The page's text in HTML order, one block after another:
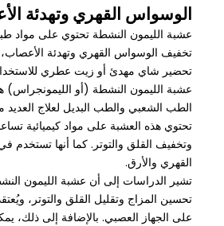
الوسواس القهري وتهدئة
عشبة الليمون النشطة تحتوي على مواد
تخفيف الوسواس القهري وتهدئة
تحضير شاي مهدئ أو زيت عطري
عشبة الليمون النشطة (أو
الطب الشعبي والطب البديل لعلاج العديد
تحتوي هذه العشبة على مواد كيميائية
وتخفيف القلق والتوتر. كما أنها تستخدم
القهري والأرق.
تشير الدراسات إلى أن عشبة الليمون
تحسين المزاج وتقليل القلق والتوتر،
على الجهاز العصبي. بالإضافة إلى ذلك،